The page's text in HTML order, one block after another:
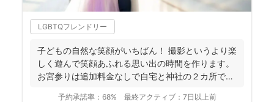
LGBTQフレンドリー
子どもの自然な笑顔がいちばん！ 撮影というより楽
しく遊んで笑顔あふれる思い出の時間を作ります。
お宮参りは追加料金なしで自宅と神社の２カ所で撮
予約承諾率： 68% 最終アクティブ： 7日以上前